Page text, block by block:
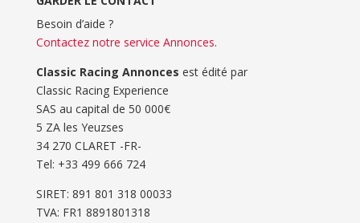
Besoin d’aide ?
Contactez notre service Annonces.
Classic Racing Annonces est édité par
Classic Racing Experience
SAS au capital de 50 000€
5 ZA les Yeuzses
34 270 CLARET -FR-
Tel: ‭+33 499 666 724‬
SIRET: 891 801 318 00033
TVA: FR1 8891801318